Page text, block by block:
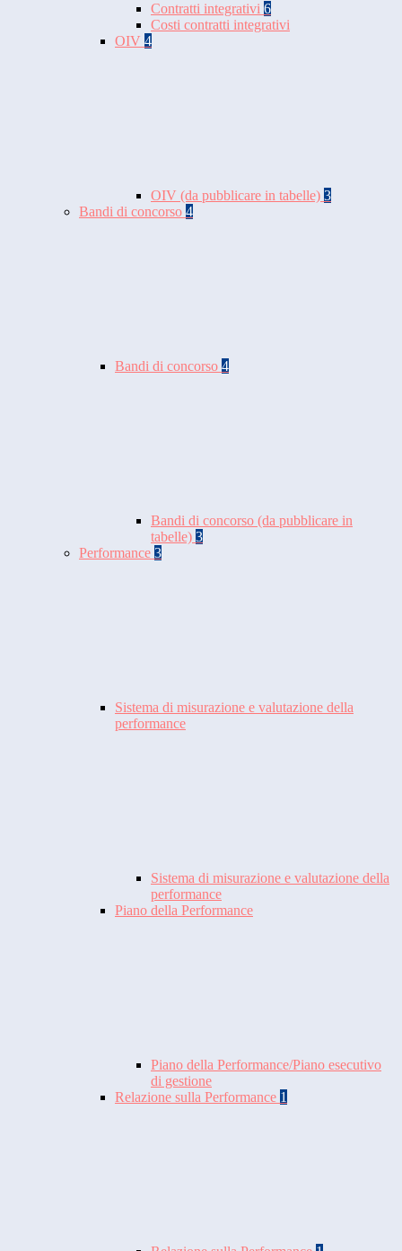
Contratti integrativi 6
Costi contratti integrativi
OIV 4
OIV (da pubblicare in tabelle) 3
Bandi di concorso 4
Bandi di concorso 4
Bandi di concorso (da pubblicare in
tabelle) 3
Performance 3
Sistema di misurazione e valutazione della
performance
Sistema di misurazione e valutazione della
performance
Piano della Performance
Piano della Performance/Piano esecutivo
di gestione
Relazione sulla Performance 1